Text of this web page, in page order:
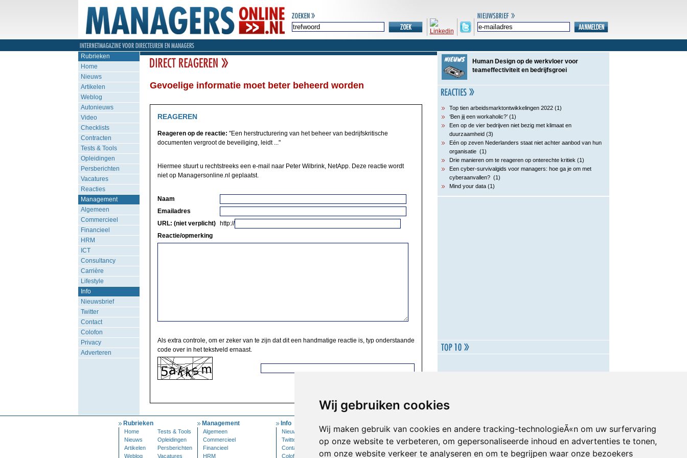
Wij gebruiken cookies
Wij maken gebruik van cookies en andere tracking-technologieÃ«n om uw surfervaring
op onze website te verbeteren, om gepersonaliseerde inhoud en advertenties te tonen,
om onze website verkeer te analyseren en om te begrijpen waar onze bezoekers
Rubrieken
Home
Nieuws
Artikelen
Weblog
Autonieuws
Video
Checklists
Contracten
Tests & Tools
Opleidingen
Persberichten
Vacatures
Reacties
Management
Algemeen
Commercieel
Financieel
HRM
ICT
Consultancy
Carrière
Lifestyle
Info
Nieuwsbrief
Twitter
Contact
Colofon
Privacy
Adverteren
Gevoelige informatie moet beter beheerd worden
REAGEREN
Reageren op de reactie: "Een herstructurering van het beheer van bedrijfskritische
documenten vergroot de beveiliging, leidt ..."
Hiermee stuurt u rechtstreeks een e-mail naar Peter Wilbrink, NetApp. Deze reactie wordt
niet op Managersonline.nl geplaatst.
Naam
Emailadres
URL: (niet verplicht)
http://
Reactie/opmerking
Als extra controle, om er zeker van te zijn dat dit een handmatige reactie is, typ onderstaande
code over in het tekstveld ernaast.
Human Design op de werkvloer voor
teameffectiviteit en bedrijfsgroei
Top tien arbeidsmarktontwikkelingen 2022 (1)
‘Ben jij een workaholic?’ (1)
Een op de vier bedrijven niet bezig met klimaat en
duurzaamheid (3)
Eén op zeven Nederlanders staat niet achter aanbod van hun
organisatie (1)
Drie manieren om te reageren op onterechte kritiek (1)
Een cyber-survivalgids voor managers: hoe ga je om met
cyberaanvallen? (1)
Mind your data (1)
Rubrieken
Home
Tests & Tools
Nieuws
Opleidingen
Artikelen
Persberichten
Weblog
Vacatures
Management
Algemeen
Commercieel
Financieel
HRM
Info
Nieuwsbrief
Twitter
Contact
Colofon
Inloggen